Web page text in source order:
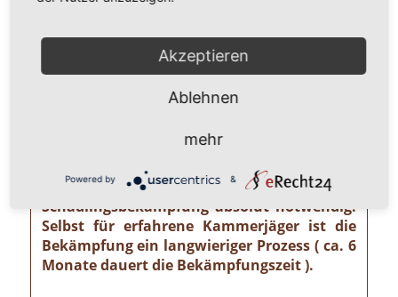
unterschätzendes gesundheitliches und
z. B. von der Pharaoameise. Die
Pharaoameise gehört zu den gefährlichsten
Ameisenarten überhaupt. Ursprünglich in
Indien beheimatet, ist sie mittlerweile
verhältnismäßig klein und sieht
bernsteingelb aus. Sollten Sie solch eine
Ameise sehen, ist eine professionelle
Schädlingsbekämpfung absolut notwendig!
Selbst für erfahrene Kammerjäger ist die
Bekämpfung ein langwieriger Prozess ( ca. 6
Monate dauert die Bekämpfungszeit ).
Akzeptieren
Ablehnen
mehr
Powered by &